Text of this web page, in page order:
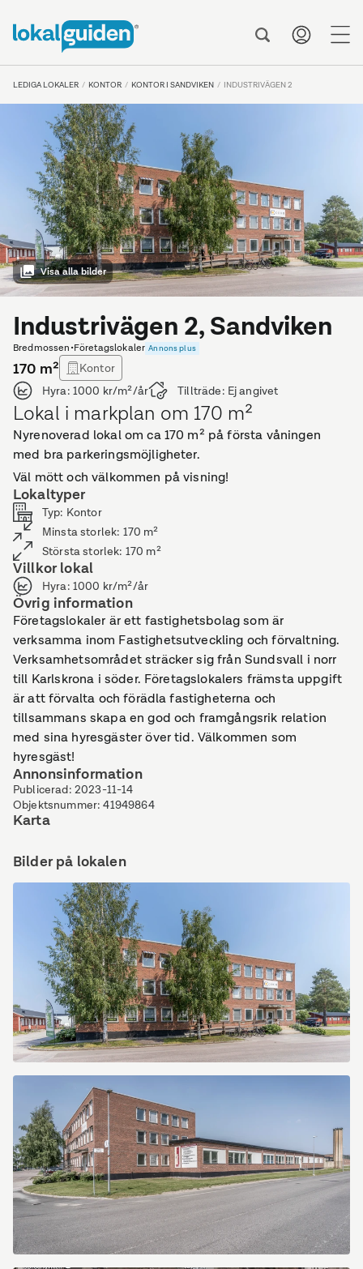
LEDIGA LOKALER KONTOR KONTOR I SANDVIKEN INDUSTRIVÄGEN 2
Visa alla bilder
Industrivägen 2, Sandviken
Bredmossen•Företagslokaler Annons plus
170 m²
Kontor
Hyra: 1000 kr/m²/år Tillträde: Ej angivet
Lokal i markplan om 170 m²
Nyrenoverad lokal om ca 170 m² på första våningen
med bra parkeringsmöjligheter.
Väl mött och välkommen på visning!
Lokaltyper
Typ: Kontor
Minsta storlek: 170 m²
Största storlek: 170 m²
Villkor lokal
Hyra: 1000 kr/m²/år
Övrig information
Företagslokaler är ett fastighetsbolag som är
verksamma inom Fastighetsutveckling och förvaltning.
Verksamhetsområdet sträcker sig från Sundsvall i norr
till Karlskrona i söder. Företagslokalers främsta uppgift
är att förvalta och förädla fastigheterna och
tillsammans skapa en god och framgångsrik relation
med sina hyresgäster över tid. Välkommen som
hyresgäst!
Annonsinformation
Publicerad: 2023-11-14
Objektsnummer:41949864
Karta
Bilder på lokalen